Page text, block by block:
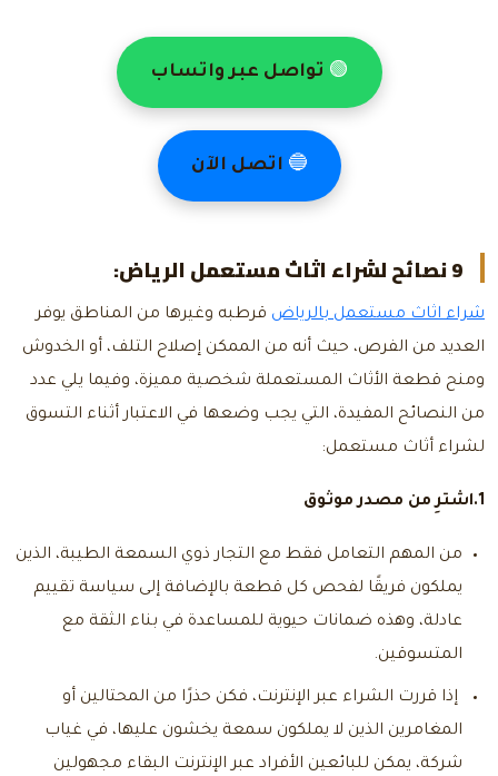
🟢 تواصل عبر واتساب
🔵 اتصل الآن
9 نصائح لشراء اثاث مستعمل الرياض:
شراء اثاث مستعمل بالرياض قرطبه وغيرها من المناطق يوفر
العديد من الفرص، حيث أنه من الممكن إصلاح التلف، أو الخدوش
ومنح قطعة الأثاث المستعملة شخصية مميزة، وفيما يلي عدد
من النصائح المفيدة، التي يجب وضعها في الاعتبار أثناء التسوق
لشراء أثاث مستعمل:
1.اشترِ من مصدر موثوق
من المهم التعامل فقط مع التجار ذوي السمعة الطيبة، الذين
يملكون فريقًا لفحص كل قطعة بالإضافة إلى سياسة تقييم
عادلة، وهذه ضمانات حيوية للمساعدة في بناء الثقة مع
المتسوقين.
إذا قررت الشراء عبر الإنترنت، فكن حذرًا من المحتالين أو
المغامرين الذين لا يملكون سمعة يخشون عليها، في غياب
شركة، يمكن للبائعين الأفراد عبر الإنترنت البقاء مجهولين